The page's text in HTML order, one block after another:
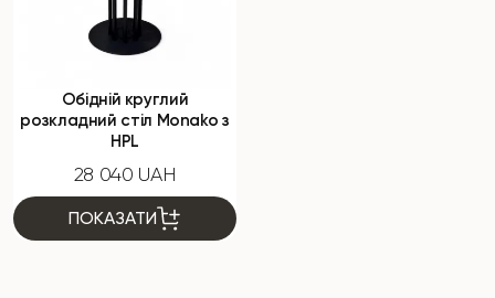
Обідній круглий
розкладний стіл Monako з
HPL
28 040 UAH
ПОКАЗАТИ